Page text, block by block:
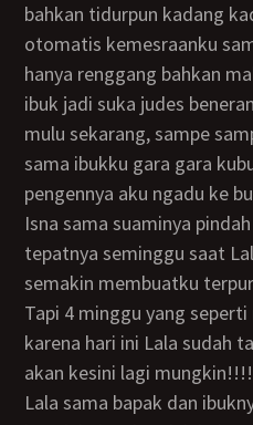
bahkan tidurpun kadang
otomatis kemesraanku
hanya renggang bahkan
ibuk jadi suka judes
mulu sekarang, sampe
sama ibukku gara gara
pengennya aku ngadu ke
Isna sama suaminya
tepatnya seminggu saat
semakin membuatku
Tapi 4 minggu yang seperti neraka ini sudah berlalu,
karena hari ini Lala sudah
akan kesini lagi
Lala sama bapak dan